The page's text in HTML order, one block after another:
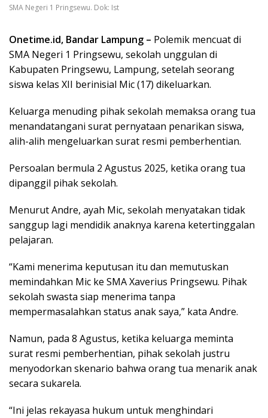
SMA Negeri 1 Pringsewu. Dok: Ist
Onetime.id, Bandar Lampung – Polemik mencuat di
SMA Negeri 1 Pringsewu, sekolah unggulan di
Kabupaten Pringsewu, Lampung, setelah seorang
siswa kelas XII berinisial Mic (17) dikeluarkan.
Keluarga menuding pihak sekolah memaksa orang tua
menandatangani surat pernyataan penarikan siswa,
alih-alih mengeluarkan surat resmi pemberhentian.
Persoalan bermula 2 Agustus 2025, ketika orang tua
dipanggil pihak sekolah.
Menurut Andre, ayah Mic, sekolah menyatakan tidak
sanggup lagi mendidik anaknya karena ketertinggalan
pelajaran.
“Kami menerima keputusan itu dan memutuskan
memindahkan Mic ke SMA Xaverius Pringsewu. Pihak
sekolah swasta siap menerima tanpa
mempermasalahkan status anak saya,” kata Andre.
Namun, pada 8 Agustus, ketika keluarga meminta
surat resmi pemberhentian, pihak sekolah justru
menyodorkan skenario bahwa orang tua menarik anak
secara sukarela.
“Ini jelas rekayasa hukum untuk menghindari